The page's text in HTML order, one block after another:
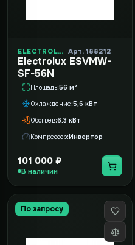
ELECTROLUX Арт. 188212
Electrolux ESVMW-
SF-56N
Площадь 56 м²
Охлаждение 5,6 кВт
Обогрев 6,3 кВт
Компрессор Инвертор
101 000 ₽
В наличии
По запросу